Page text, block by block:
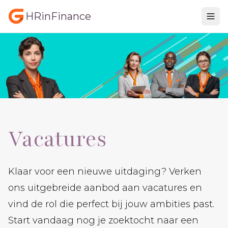
HRinFinance
Vacatures
Klaar voor een nieuwe uitdaging? Verken
ons uitgebreide aanbod aan vacatures en
vind de rol die perfect bij jouw ambities past.
Start vandaag nog je zoektocht naar een